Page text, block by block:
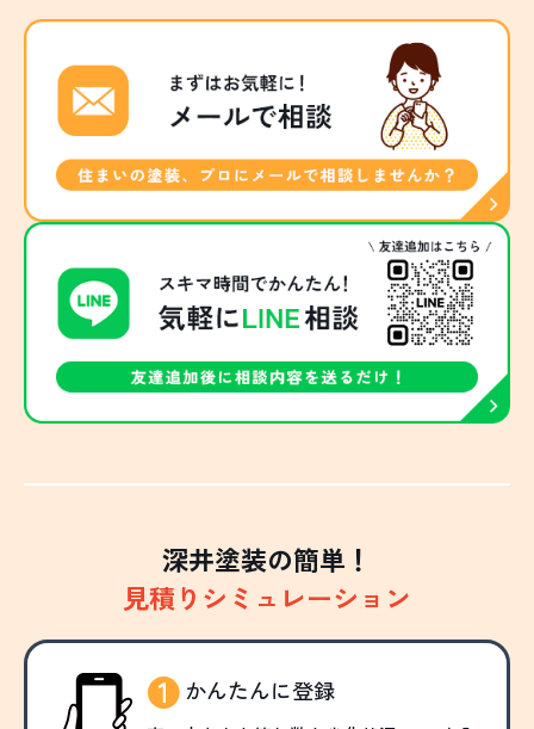
深井塗装の簡単！
見積りシミュレーション
かんたんに登録